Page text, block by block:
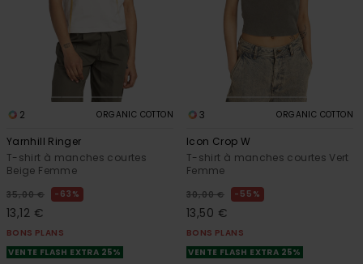
2 ORGANIC COTTON
Yarnhill Ringer
T-shirt à manches courtes
Beige Femme
35,00 € 63%
13,12 €
BONS PLANS
VENTE FLASH EXTRA 25%
3 ORGANIC COTTON
Icon Crop W
T-shirt à manches courtes Vert
Femme
30,00 € 55%
13,50 €
BONS PLANS
VENTE FLASH EXTRA 25%